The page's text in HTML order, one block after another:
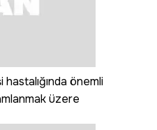
hastalığında önemli
üzere